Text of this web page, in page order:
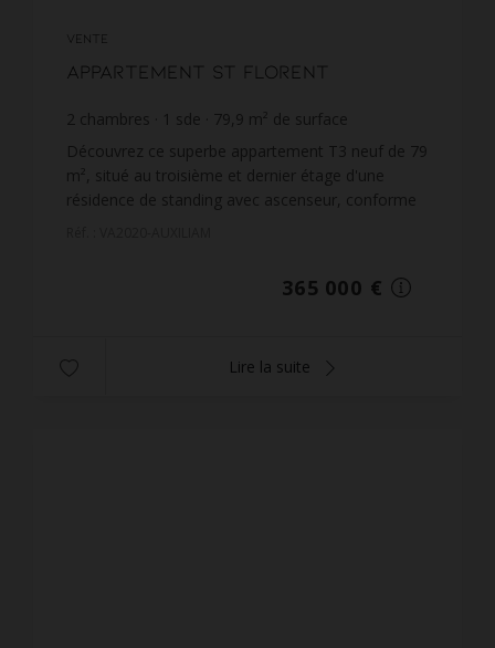
VENTE
Appartement St Florent
2 chambres 1 sde 79,9 m² de surface
prix / m²
Découvrez ce superbe appartement T3 neuf de 79
m², situé au troisième et dernier étage d'une
résidence de standing avec ascenseur, conforme
365 000 €
Lire la suite